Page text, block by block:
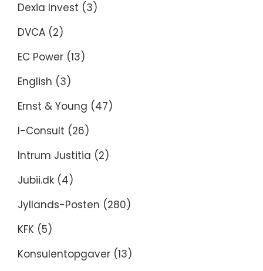
Dexia Invest (3)
DVCA (2)
EC Power (13)
English (3)
Ernst & Young (47)
I-Consult (26)
Intrum Justitia (2)
Jubii.dk (4)
Jyllands-Posten (280)
KFK (5)
Konsulentopgaver (13)